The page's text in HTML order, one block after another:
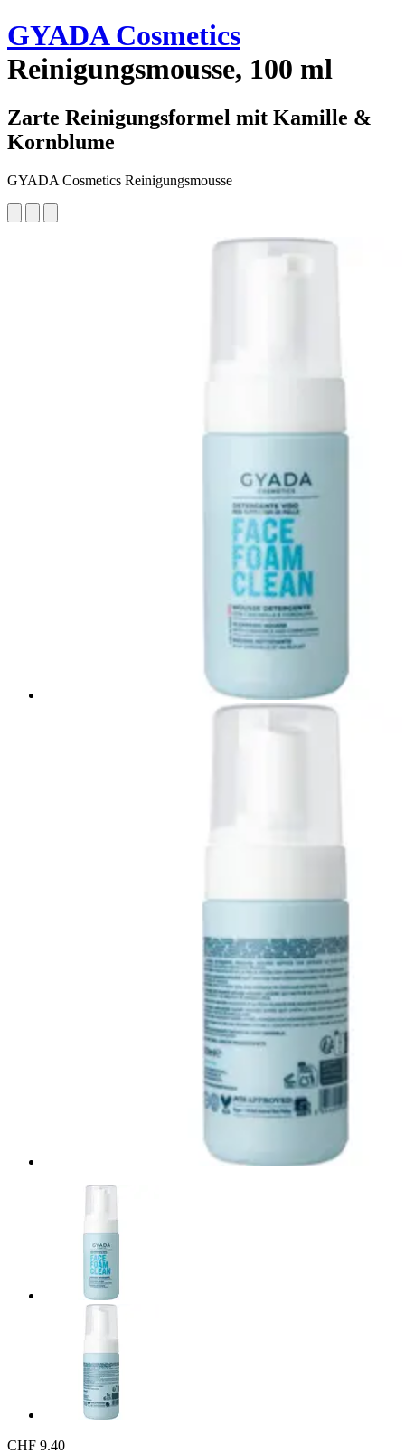
GYADA Cosmetics
Reinigungsmousse, 100 ml
Zarte Reinigungsformel mit Kamille &
Kornblume
GYADA Cosmetics Reinigungsmousse
CHF 9.40